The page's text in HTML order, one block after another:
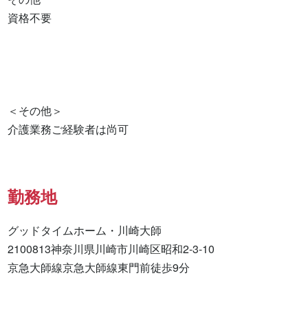
資格不要
＜その他＞
介護業務ご経験者は尚可
勤務地
グッドタイムホーム・川崎大師
2100813神奈川県川崎市川崎区昭和2-3-10
京急大師線京急大師線東門前徒歩9分